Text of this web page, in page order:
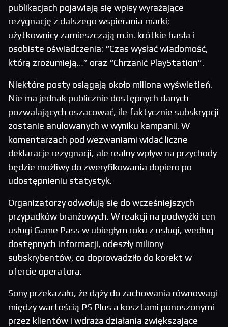
publikacjach pojawiają się wpisy wyrażające
rezygnację z dalszego wspierania marki;
użytkownicy zamieszczają m.in. krótkie hasła i
osobiste oświadczenia: “Czas wysłać wiadomość,
którą zrozumieją…” oraz “Chrzanić PlayStation”.
Niektóre posty osiągają około miliona wyświetleń.
Nie ma jednak publicznie dostępnych danych
pozwalających oszacować, ile faktycznie subskrypcji
zostanie anulowanych w wyniku kampanii. W
komentarzach pod wezwaniami widać liczne
deklaracje rezygnacji, ale realny wpływ na przychody
będzie możliwy do zweryfikowania dopiero po
udostępnieniu statystyk.
Organizatorzy odwołują się do wcześniejszych
przypadków branżowych. W reakcji na podwyżki cen
usługi Game Pass w ubiegłym roku z usługi, według
dostępnych informacji, odeszły miliony
subskrybentów, co doprowadziło do korekt w
ofercie operatora.
Sony przekazało, że dąży do zachowania równowagi
między wartością PS Plus a kosztami ponoszonymi
przez klientów i wdraża działania zwiększające